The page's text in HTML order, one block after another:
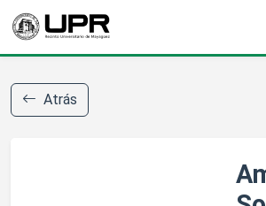
Atrás